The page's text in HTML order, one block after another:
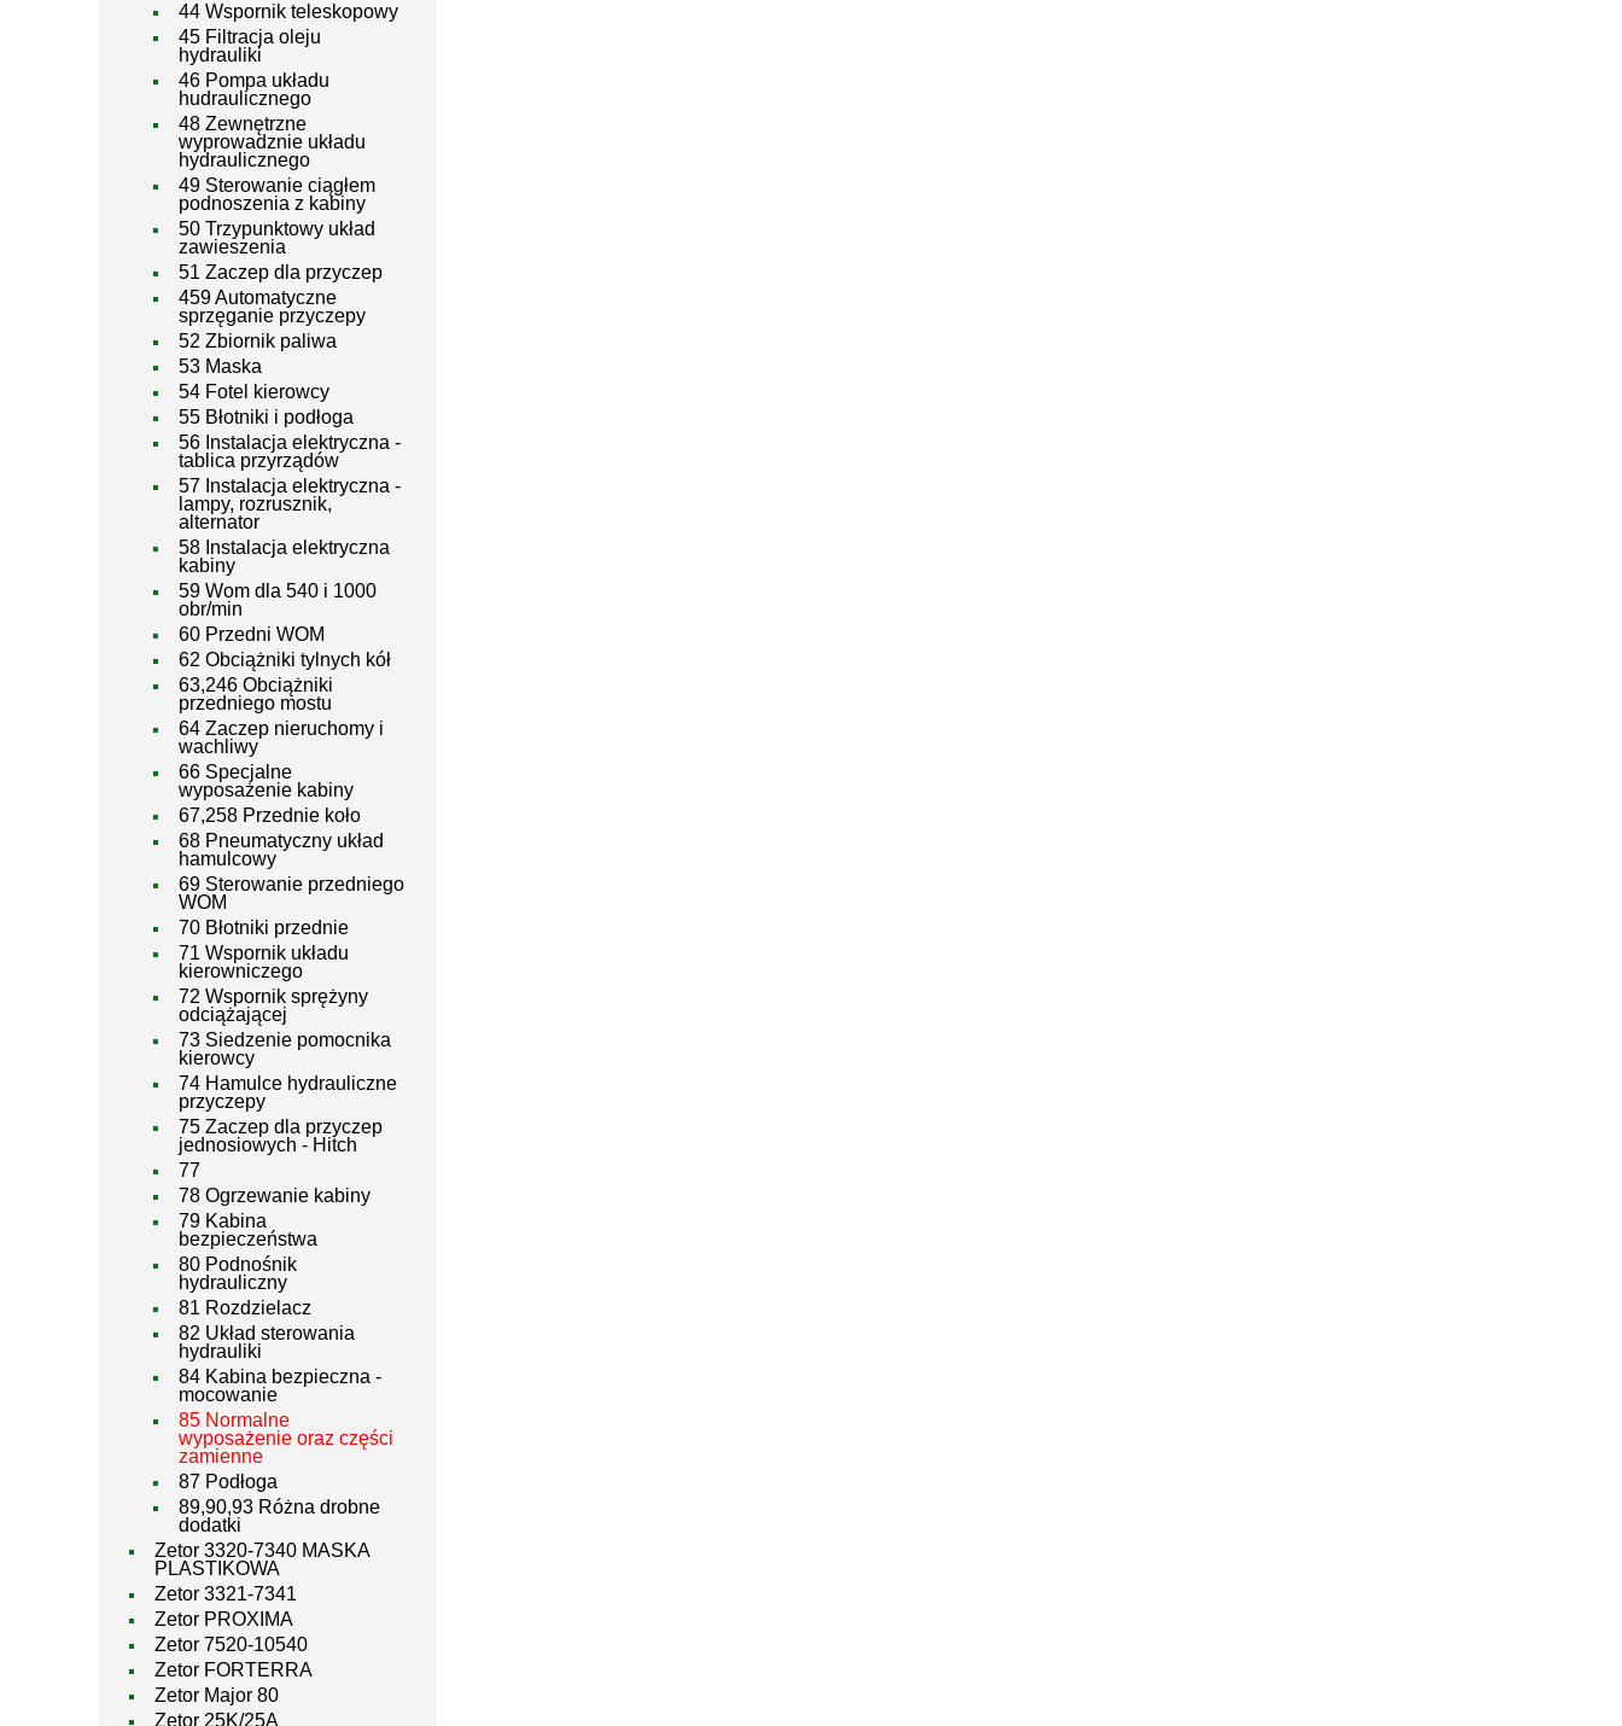
44 Wspornik teleskopowy
45 Filtracja oleju
hydrauliki
46 Pompa układu
hudraulicznego
48 Zewnętrzne
wyprowadznie układu
hydraulicznego
49 Sterowanie ciągłem
podnoszenia z kabiny
50 Trzypunktowy układ
zawieszenia
51 Zaczep dla przyczep
459 Automatyczne
sprzęganie przyczepy
52 Zbiornik paliwa
53 Maska
54 Fotel kierowcy
55 Błotniki i podłoga
56 Instalacja elektryczna -
tablica przyrządów
57 Instalacja elektryczna -
lampy, rozrusznik,
alternator
58 Instalacja elektryczna
kabiny
59 Wom dla 540 i 1000
obr/min
60 Przedni WOM
62 Obciążniki tylnych kół
63,246 Obciążniki
przedniego mostu
64 Zaczep nieruchomy i
wachliwy
66 Specjalne
wyposażenie kabiny
67,258 Przednie koło
68 Pneumatyczny układ
hamulcowy
69 Sterowanie przedniego
WOM
70 Błotniki przednie
71 Wspornik układu
kierowniczego
72 Wspornik sprężyny
odciążającej
73 Siedzenie pomocnika
kierowcy
74 Hamulce hydrauliczne
przyczepy
75 Zaczep dla przyczep
jednosiowych - Hitch
77
78 Ogrzewanie kabiny
79 Kabina
bezpieczeństwa
80 Podnośnik
hydrauliczny
81 Rozdzielacz
82 Układ sterowania
hydrauliki
84 Kabina bezpieczna -
mocowanie
85 Normalne
wyposażenie oraz części
zamienne
87 Podłoga
89,90,93 Różna drobne
dodatki
Zetor 3320-7340 MASKA
PLASTIKOWA
Zetor 3321-7341
Zetor PROXIMA
Zetor 7520-10540
Zetor FORTERRA
Zetor Major 80
Zetor 25K/25A